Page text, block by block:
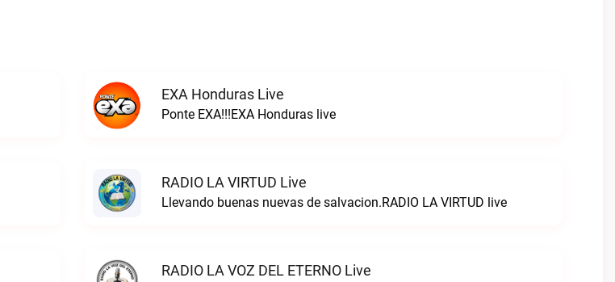
EXA Honduras Live
Ponte EXA!!!EXA Honduras live
RADIO LA VIRTUD Live
Llevando buenas nuevas de salvacion.RADIO LA VIRTUD live
RADIO LA VOZ DEL ETERNO Live